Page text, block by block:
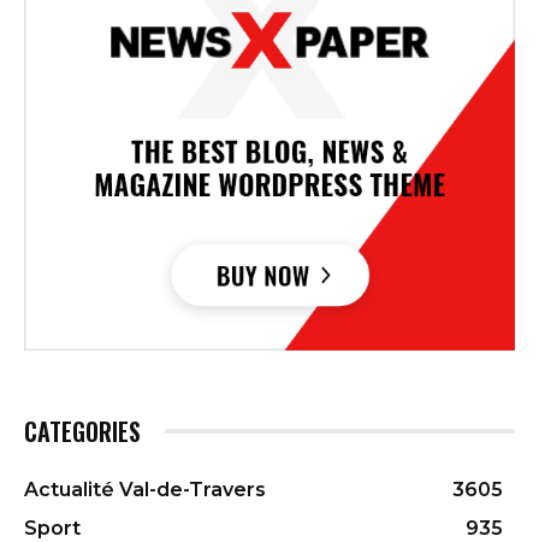
CATEGORIES
Actualité Val-de-Travers
3605
Sport
935